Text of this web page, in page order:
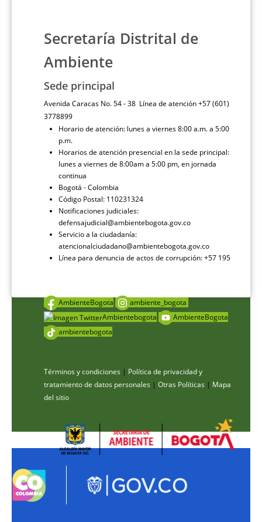
Secretaría Distrital de
Ambiente
Sede principal
Avenida Caracas No. 54 - 38 Línea de atención +57 (601)
3778899
Horario de atención: lunes a viernes 8:00 a.m. a 5:00
p.m.
Horarios de atención presencial en la sede principal:
lunes a viernes de 8:00am a 5:00 pm, en jornada
continua
Bogotá - Colombia
Código Postal: 110231324
Notificaciones judiciales:
defensajudicial@ambientebogota.gov.co
Servicio a la ciudadanía:
atencionalciudadano@ambientebogota.gov.co
Línea para denuncia de actos de corrupción: +57 195
AmbienteBogota
ambiente_bogota
Ambientebogota
AmbienteBogota
ambientebogota
Términos y condiciones | Política de privacidad y
tratamiento de datos personales | Otras Políticas | Mapa
del sitio